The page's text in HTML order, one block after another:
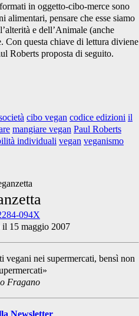
in oggetto-cibo-merce sono
alimentari, pensare che esse siamo
e dell’Animale (anche
Con questa chiave di lettura diviene
Roberts proposta di seguito.
cibo vegan codice edizioni il
mangiare vegan Paul Roberts
individuali vegan veganismo
094X
15 maggio 2007
vegani nei supermercati, bensì non
Fragano
Newsletter